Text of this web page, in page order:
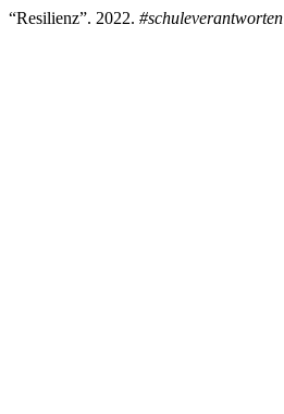
“Resilienz”. 2022. #schuleverantworten